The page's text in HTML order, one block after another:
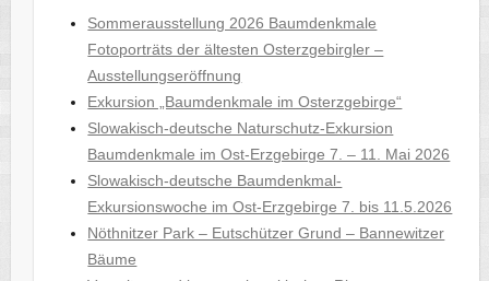
Sommerausstellung 2026 Baumdenkmale
Fotoporträts der ältesten Osterzgebirgler –
Ausstellungseröffnung
Exkursion „Baumdenkmale im Osterzgebirge“
Slowakisch-deutsche Naturschutz-Exkursion
Baumdenkmale im Ost-Erzgebirge 7. – 11. Mai 2026
Slowakisch-deutsche Baumdenkmal-
Exkursionswoche im Ost-Erzgebirge 7. bis 11.5.2026
Nöthnitzer Park – Eutschützer Grund – Bannewitzer
Bäume